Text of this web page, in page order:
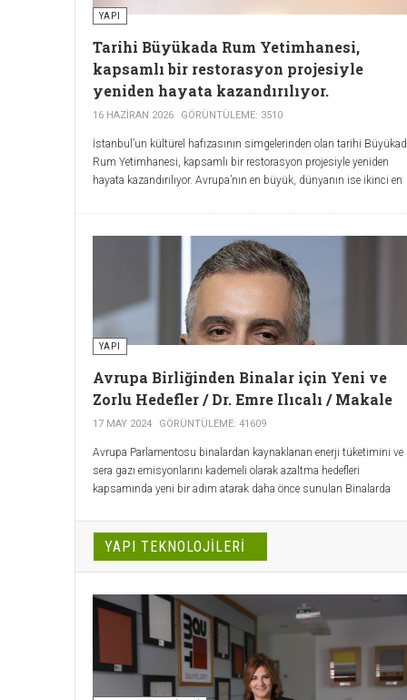
YAPI
Tarihi Büyükada Rum Yetimhanesi,
kapsamlı bir restorasyon projesiyle
yeniden hayata kazandırılıyor.
16 HAZIRAN 2026 GÖRÜNTÜLEME: 3510
İstanbul’un kültürel hafızasının simgelerinden olan tarihi
Rum Yetimhanesi, kapsamlı bir restorasyon projesiyle yeniden
hayata kazandırılıyor. Avrupa’nın en büyük, dünyanın ise ikinci en
Rum Patrikhanesi ve Bilgili Holding liderliğinde, ĒNSOFI
katılımıyla yürütülecek çalışmaların ardından yeniden
işlevlendirilerek kullanıma açılacak.
YAPI
Avrupa Birliğinden Binalar için Yeni ve
Zorlu Hedefler / Dr. Emre Ilıcalı / Makale
17 MAY 2024 GÖRÜNTÜLEME: 41609
Avrupa Parlamentosu binalardan kaynaklanan enerji tüketimini ve
sera gazı emisyonlarını kademeli olarak azaltma hedefleri
kapsamında yeni bir adım atarak daha önce sunulan Binalarda
tasarısını Mart 2024’de onayladı.
Avrupa Komisyonuna göre 2021 yılında Avrupa Birliğindeki
ülkelerde enerjinin yüzde 42'si binalar tarafından tüketilirken, bu
malzemelerinden kaynaklanan emisyonlar da dahil olmak üzere
binaların Avrupa'daki emisyonların yüzde 36'sından sorumlu
olduğu ve mevcut binalardaki konut sakinlerinin yaklaşık yüzde
10’unun 2022 yılında evlerini yeterince ısıtamadığı belirlenmiştir.
Bina enerji performansının iyileştirilmesindeki önemi açıkça
YAPI TEKNOLOJILERI